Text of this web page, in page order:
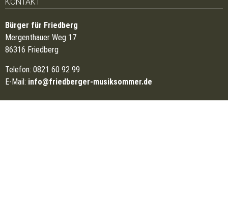
KONTAKT
Bürger für Friedberg
Mergenthauer Weg 17
86316 Friedberg
Telefon: 0821 60 92 99
E-Mail: info@friedberger-musiksommer.de